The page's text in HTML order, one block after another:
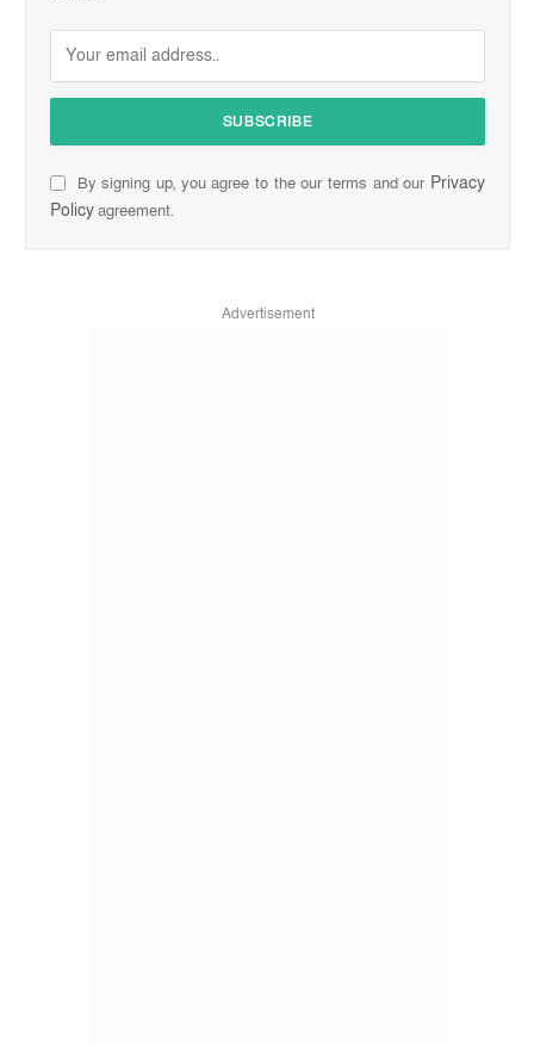
By signing up, you agree to the our terms and our Privacy
Policyagreement.
Advertisement